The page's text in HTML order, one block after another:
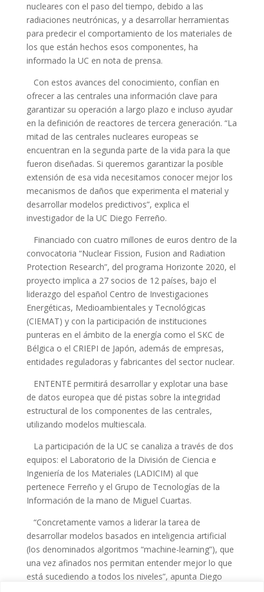
nucleares con el paso del tiempo, debido a las
radiaciones neutrónicas, y a desarrollar herramientas
para predecir el comportamiento de los materiales de
los que están hechos esos componentes, ha
informado la UC en nota de prensa.
Con estos avances del conocimiento, confían en
ofrecer a las centrales una información clave para
garantizar su operación a largo plazo e incluso ayudar
en la definición de reactores de tercera generación. “La
mitad de las centrales nucleares europeas se
encuentran en la segunda parte de la vida para la que
fueron diseñadas. Si queremos garantizar la posible
extensión de esa vida necesitamos conocer mejor los
mecanismos de daños que experimenta el material y
desarrollar modelos predictivos”, explica el
investigador de la UC Diego Ferreño.
Financiado con cuatro millones de euros dentro de la
convocatoria “Nuclear Fission, Fusion and Radiation
Protection Research”, del programa Horizonte 2020, el
proyecto implica a 27 socios de 12 países, bajo el
liderazgo del español Centro de Investigaciones
Energéticas, Medioambientales y Tecnológicas
(CIEMAT) y con la participación de instituciones
punteras en el ámbito de la energía como el SKC de
Bélgica o el CRIEPI de Japón, además de empresas,
entidades reguladoras y fabricantes del sector nuclear.
ENTENTE permitirá desarrollar y explotar una base
de datos europea que dé pistas sobre la integridad
estructural de los componentes de las centrales,
utilizando modelos multiescala.
La participación de la UC se canaliza a través de dos
equipos: el Laboratorio de la División de Ciencia e
Ingeniería de los Materiales (LADICIM) al que
pertenece Ferreño y el Grupo de Tecnologías de la
Información de la mano de Miguel Cuartas.
“Concretamente vamos a liderar la tarea de
desarrollar modelos basados en inteligencia artificial
(los denominados algoritmos “machine-learning”), que
una vez afinados nos permitan entender mejor lo que
está sucediendo a todos los niveles”, apunta Diego